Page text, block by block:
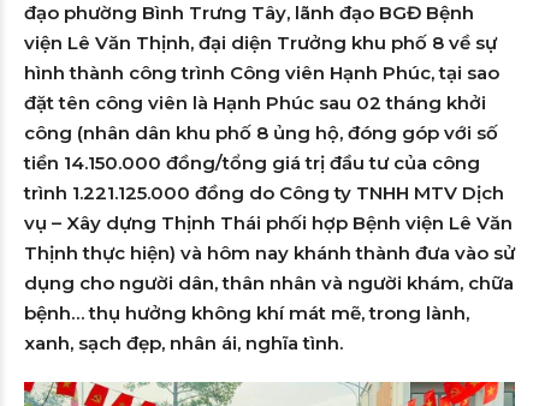
đạo phường Bình Trưng Tây, lãnh đạo BGĐ Bệnh
viện Lê Văn Thịnh, đại diện Trưởng khu phố 8 về sự
hình thành công trình Công viên Hạnh Phúc, tại sao
đặt tên công viên là Hạnh Phúc sau 02 tháng khởi
công (nhân dân khu phố 8 ủng hộ, đóng góp với số
tiền 14.150.000 đồng/tổng giá trị đầu tư của công
trình 1.221.125.000 đồng do Công ty TNHH MTV Dịch
vụ – Xây dựng Thịnh Thái phối hợp Bệnh viện Lê Văn
Thịnh thực hiện) và hôm nay khánh thành đưa vào sử
dụng cho người dân, thân nhân và người khám, chữa
bệnh… thụ hưởng không khí mát mẽ, trong lành,
xanh, sạch đẹp, nhân ái, nghĩa tình.